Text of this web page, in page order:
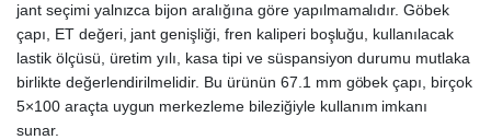
jant seçimi yalnızca bijon aralığına göre yapılmamalıdır. Göbek
çapı, ET değeri, jant genişliği, fren kaliperi boşluğu, kullanılacak
lastik ölçüsü, üretim yılı, kasa tipi ve süspansiyon durumu mutlaka
birlikte değerlendirilmelidir. Bu ürünün 67.1 mm göbek çapı, birçok
5×100 araçta uygun merkezleme bileziğiyle kullanım imkanı
sunar.